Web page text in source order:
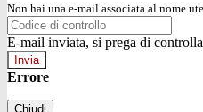
Non hai una e-mail associata al nome
E-mail inviata, si prega di
Errore
Chiudi